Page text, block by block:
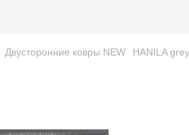
Двусторонние ковры NEW HANILA grey